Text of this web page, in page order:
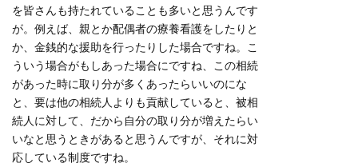
を皆さんも持たれていることも多いと思うんです
が。例えば、親とか配偶者の療養看護をしたりと
か、金銭的な援助を行ったりした場合ですね。こ
ういう場合がもしあった場合にですね、この相続
があった時に取り分が多くあったらいいのにな
と、要は他の相続人よりも貢献していると、被相
続人に対して、だから自分の取り分が増えたらい
いなと思うときがあると思うんですが、それに対
応している制度ですね。